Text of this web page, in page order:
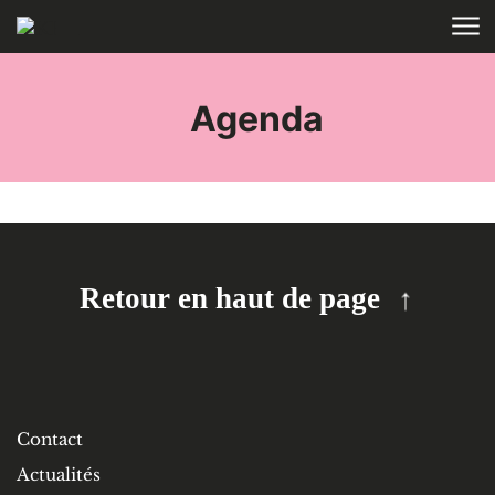
Aller au contenu
Agenda
Retour en haut de page
Contact
Actualités